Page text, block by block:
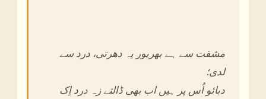
مشقت سے ہے بھرپور یہ دھرتی، درد سے
لدی؛
دبائو اُس پر ہیں اب بھی ڈالتے زہ درد اِک